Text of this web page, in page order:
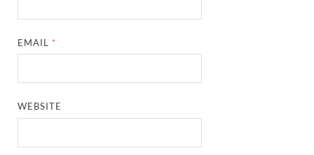
EMAIL *
WEBSITE